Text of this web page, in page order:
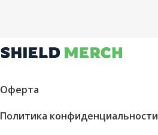
Оферта
Политика конфиденциальности